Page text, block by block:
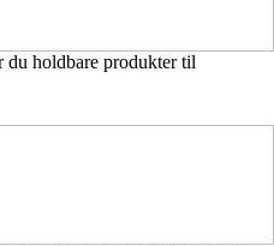
du holdbare produkter til